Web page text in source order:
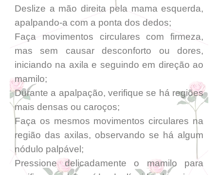
Deslize a mão direita pela mama esquerda,
apalpando-a com a ponta dos dedos;
Faça movimentos circulares com firmeza,
mas sem causar desconforto ou dores,
iniciando na axila e seguindo em direção ao
mamilo;
Durante a apalpação, verifique se há regiões
mais densas ou caroços;
Faça os mesmos movimentos circulares na
região das axilas, observando se há algum
nódulo palpável;
Pressione delicadamente o mamilo para